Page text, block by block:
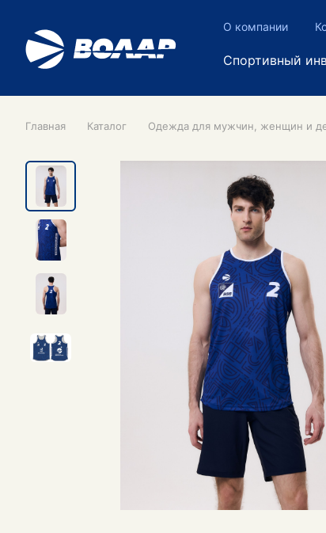
О компании
Спортивный
Главная Каталог Одежда для мужчин, женщин и